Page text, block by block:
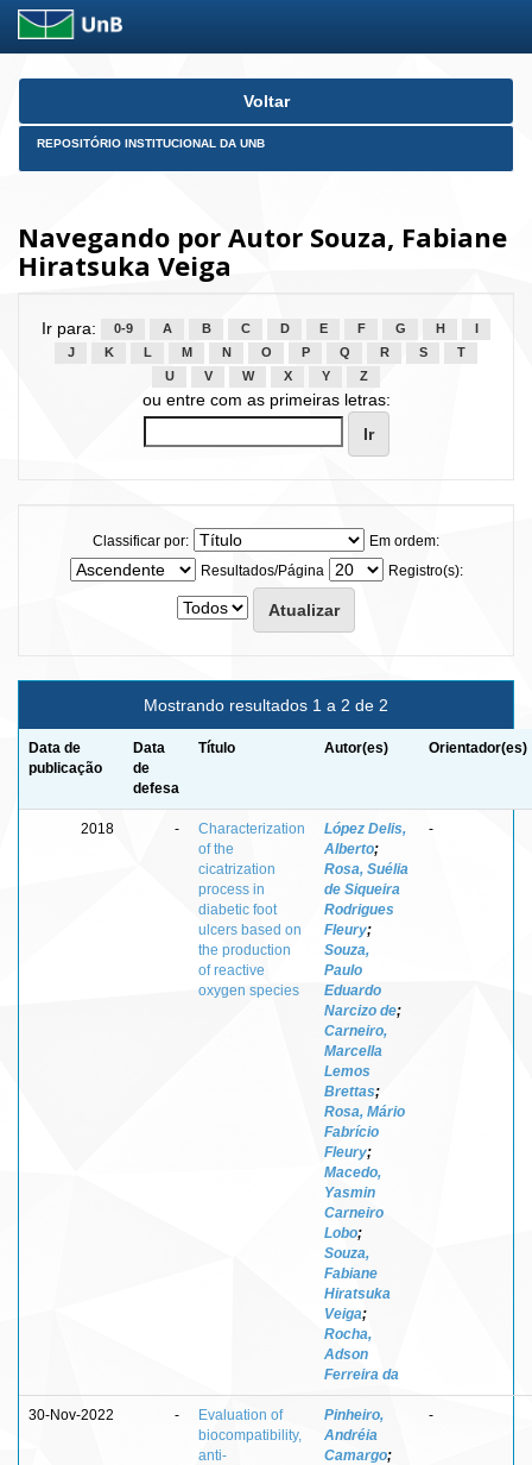
Skip
Voltar
REPOSITÓRIO INSTITUCIONAL DA UNB
Navegando por Autor Souza, Fabiane
Hiratsuka Veiga
Ir para: 0-9 A B C D E F G H
J
K L M N O P Q R S
T
U
V W X Y Z
ou entre com as primeiras letras:
Classificar por:
Em ordem:
Resultados/Página
Registro(s):
Mostrando resultados 1 a 2 de 2
Data de
publicação
Data
de
defesa
Título Autor(es) Orientador(es)
2018 -
Characterization
of the
cicatrization
process in
diabetic foot
ulcers based on
the production
of reactive
oxygen species
López Delis,
Alberto;
Rosa, Suélia
de Siqueira
Rodrigues
Fleury;
Souza,
Paulo
Eduardo
Narcizo de;
Carneiro,
Marcella
Lemos
Brettas;
Rosa, Mário
Fabrício
Fleury;
Macedo,
Yasmin
Carneiro
Lobo;
Souza,
Fabiane
Hiratsuka
Veiga;
Rocha,
Adson
Ferreira da
-
30-Nov-2022 -
Evaluation of
biocompatibility,
anti-
Pinheiro,
Andréia
Camargo;
-